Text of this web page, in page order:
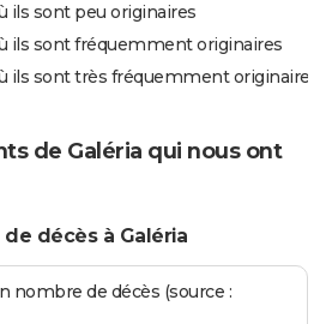
ils sont peu originaires
ils sont fréquemment originaires
ils sont très fréquemment originaires
de Galéria qui nous ont
décès à Galéria
nombre de décès (source :